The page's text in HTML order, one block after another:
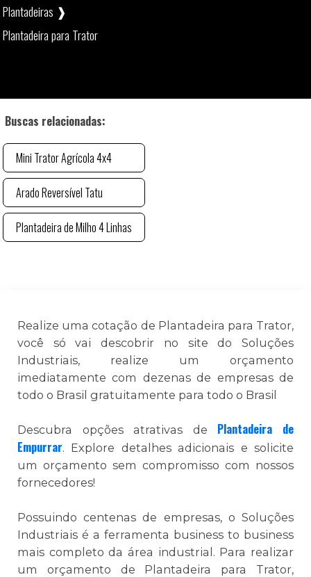
Plantadeiras ❱
Plantadeira para Trator
Buscas relacionadas:
Mini Trator Agrícola 4x4
Arado Reversível Tatu
Plantadeira de Milho 4 Linhas
Realize uma cotação de Plantadeira para Trator,
você só vai descobrir no site do Soluções
Industriais, realize um orçamento
imediatamente com dezenas de empresas de
todo o Brasil gratuitamente para todo o Brasil
Descubra opções atrativas de Plantadeira de
Empurrar. Explore detalhes adicionais e solicite
um orçamento sem compromisso com nossos
fornecedores!
Possuindo centenas de empresas, o Soluções
Industriais é a ferramenta business to business
mais completo da área industrial. Para realizar
um orçamento de Plantadeira para Trator,